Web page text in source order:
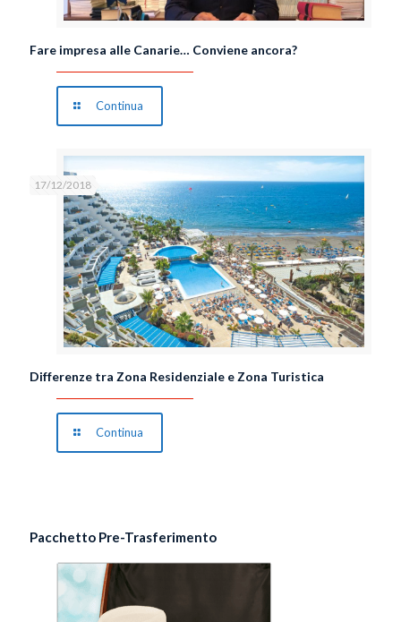
Fare impresa alle Canarie… Conviene ancora?
Continua
17/12/2018
Differenze tra Zona Residenziale e Zona Turistica
Continua
Pacchetto Pre-Trasferimento